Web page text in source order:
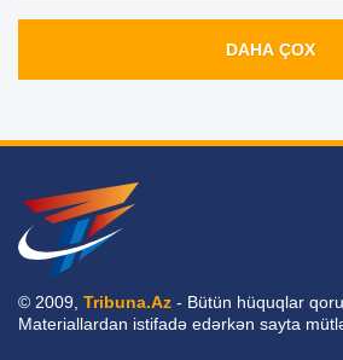
DAHA ÇOX
© 2009, Tribuna.Az - Bütün hüquqlar
Materiallardan istifadə edərkən sayta